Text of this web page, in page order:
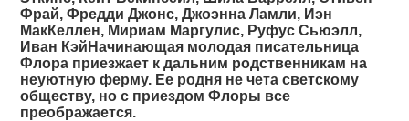
Фрай, Фредди Джонс, Джоэнна Ламли, Иэн
МакКеллен, Мириам Маргулис, Руфус Сьюэлл,
Иван КэйНачинающая молодая писательница
Флора приезжает к дальним родственникам на
неуютную ферму. Ее родня не чета светскому
обществу, но с приездом Флоры все
преображается.